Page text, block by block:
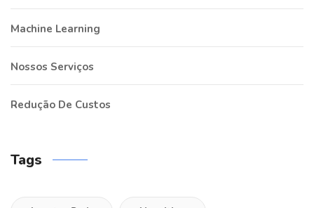
Machine Learning
Nossos Serviços
Redução De Custos
Tags